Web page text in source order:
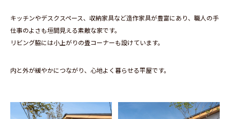
キッチンやデスクスペース、収納家具など造作家具が豊富にあり、職人の手
仕事のよさも垣間見える素敵な家です。
リビング脇には小上がりの畳コーナーも設けています。
内と外が緩やかにつながり、心地よく暮らせる平屋です。